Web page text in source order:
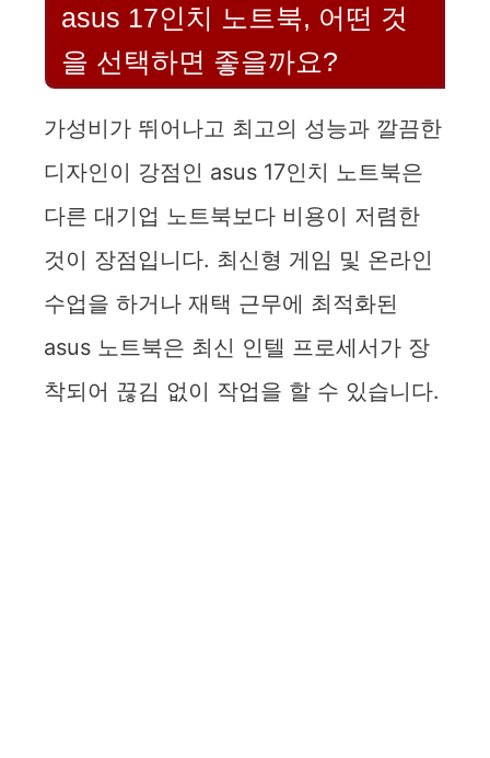
asus 17인치 노트북, 어떤 것
을 선택하면 좋을까요?
가성비가 뛰어나고 최고의 성능과 깔끔한
디자인이 강점인 asus 17인치 노트북은
다른 대기업 노트북보다 비용이 저렴한
것이 장점입니다. 최신형 게임 및 온라인
수업을 하거나 재택 근무에 최적화된
asus 노트북은 최신 인텔 프로세서가 장
착되어 끊김 없이 작업을 할 수 있습니다.